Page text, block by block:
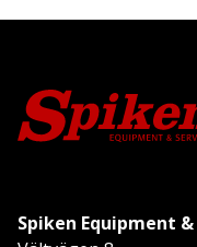
Spiken Equipment &